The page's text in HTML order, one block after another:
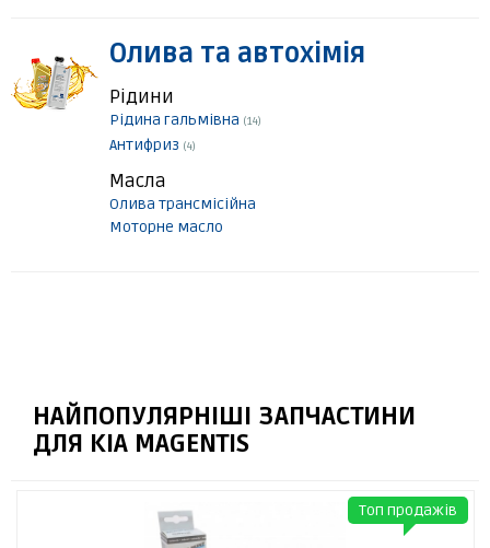
Олива та автохімія
Рідини
Рідина гальмівна (14)
Антифриз (4)
Масла
Олива трансмісійна
Моторне масло
НАЙПОПУЛЯРНІШІ ЗАПЧАСТИНИ
ДЛЯ KIA MAGENTIS
Топ продажів